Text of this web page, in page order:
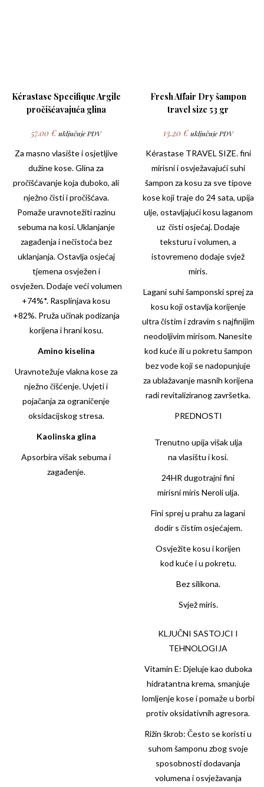
Kérastase Specifique Argile
pročišćavajuća glina
57.00 € uključuje PDV
Za masno vlasište i osjetljive
dužine kose. Glina za
pročišćavanje koja duboko, ali
nježno čisti i pročišćava.
Pomaže uravnotežiti razinu
sebuma na kosi. Uklanjanje
zagađenja i nečistoća bez
uklanjanja. Ostavlja osjećaj
tjemena osvježen i
osvježen. Dodaje veći volumen
+74%*. Rasplinjava kosu
+82%. Pruža učinak podizanja
korijena i hrani kosu.
Amino kiselina
Uravnotežuje vlakna kose za
nježno čišćenje. Uvjeti i
pojačanja za ograničenje
oksidacijskog stresa.
Kaolinska glina
Apsorbira višak sebuma i
zagađenje.
Fresh Affair Dry šampon
travel size 53 gr
13.20 € uključuje PDV
KérastaseTRAVEL SIZE. fini
mirisni i osvježavajući suhi
šampon za kosu za sve tipove
kose koji traje do 24 sata, upija
ulje, ostavljajući kosu laganom
uz čisti osjećaj. Dodaje
teksturu i volumen, a
istovremeno dodaje svjež
miris.
Lagani suhi šamponski sprej za
kosu koji ostavlja korijenje
ultra čistim i zdravim s najfinijim
neodoljivim mirisom. Nanesite
kod kuće ili u pokretu šampon
bez vode koji se nadopunjuje
za ublažavanje masnih korijena
radi revitaliziranog završetka.
PREDNOSTI
Trenutno upija višak ulja
na vlasištu i kosi.
24HR dugotrajni fini
mirisni miris Neroli ulja.
Fini sprej u prahu za lagani
dodir s čistim osjećajem.
Osvježite kosu i korijen
kod kuće i u pokretu.
Bez silikona.
Svjež miris.
KLJUČNI SASTOJCI I
TEHNOLOGIJA
Vitamin E: Djeluje kao duboka
hidratantna krema, smanjuje
lomljenje kose i pomaže u borbi
protiv oksidativnih agresora.
Rižin škrob: Često se koristi u
suhom šamponu zbog svoje
sposobnosti dodavanja
volumena i osvježavanja